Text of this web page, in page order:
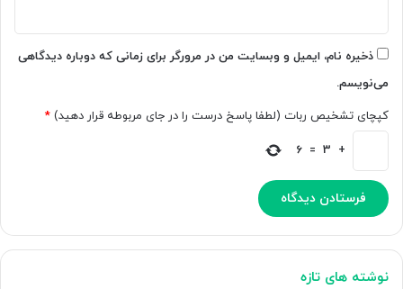
ذخیره نام، ایمیل و وبسایت من در مرورگر برای زمانی که دوباره دیدگاهی
می‌نویسم.
کپچای تشخیص ربات (لطفا پاسخ درست را در جای مربوطه قرار دهید) *
+
3
=
6
نوشته های تازه